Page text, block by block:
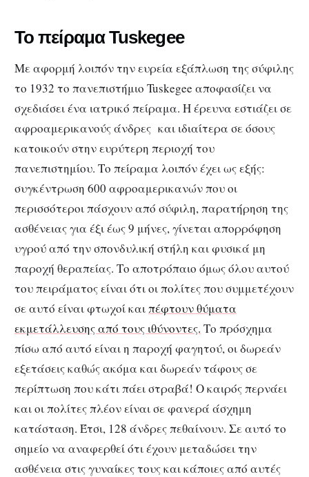
Το πείραμα Tuskegee
Με αφορμή λοιπόν την ευρεία εξάπλωση της σύφιλης
το 1932 το πανεπιστήμιο Tuskegee αποφασίζει να
σχεδιάσει ένα ιατρικό πείραμα. Η έρευνα εστιάζει σε
αφροαμερικανούς άνδρες και ιδιαίτερα σε όσους
κατοικούν στην ευρύτερη περιοχή του
πανεπιστημίου. Το πείραμα λοιπόν έχει ως εξής:
συγκέντρωση 600 αφροαμερικανών που οι
περισσότεροι πάσχουν από σύφιλη, παρατήρηση της
ασθένειας για έξι έως 9 μήνες, γίνεται απορρόφηση
υγρού από την σπονδυλική στήλη και φυσικά μη
παροχή θεραπείας. Το αποτρόπαιο όμως όλου αυτού
του πειράματος είναι ότι οι πολίτες που συμμετέχουν
σε αυτό είναι φτωχοί καιπέφτουν θύματα
εκμετάλλευσης από τους ιθύνοντες. Το πρόσχημα
πίσω από αυτό είναι η παροχή φαγητού, οι δωρεάν
εξετάσεις καθώς ακόμα και δωρεάν τάφους σε
περίπτωση που κάτι πάει στραβά! Ο καιρός περνάει
και οι πολίτες πλέον είναι σε φανερά άσχημη
κατάσταση. Έτσι, 128 άνδρες πεθαίνουν. Σε αυτό το
σημείο να αναφερθεί ότι έχουν μεταδώσει την
ασθένεια στις γυναίκες τους και κάποιες από αυτές